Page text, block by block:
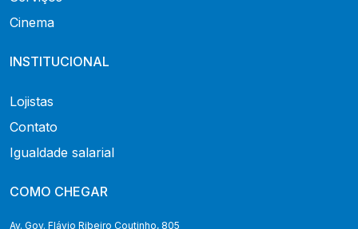
Cinema
INSTITUCIONAL
Lojistas
Contato
Igualdade salarial
COMO CHEGAR
Av. Gov. Flávio Ribeiro Coutinho, 805